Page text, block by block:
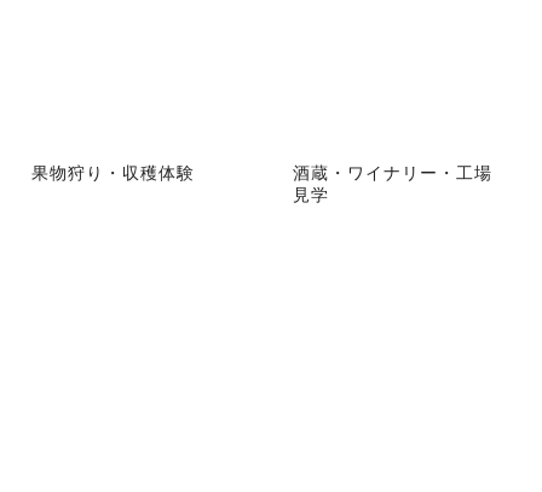
果物狩り・収穫体験
酒蔵・ワイナリー・工場
見学